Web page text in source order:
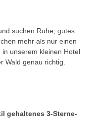
suchen Ruhe, gutes
mehr als nur einen
unserem kleinen Hotel
Wald genau richtig.
gehaltenes 3-Sterne-